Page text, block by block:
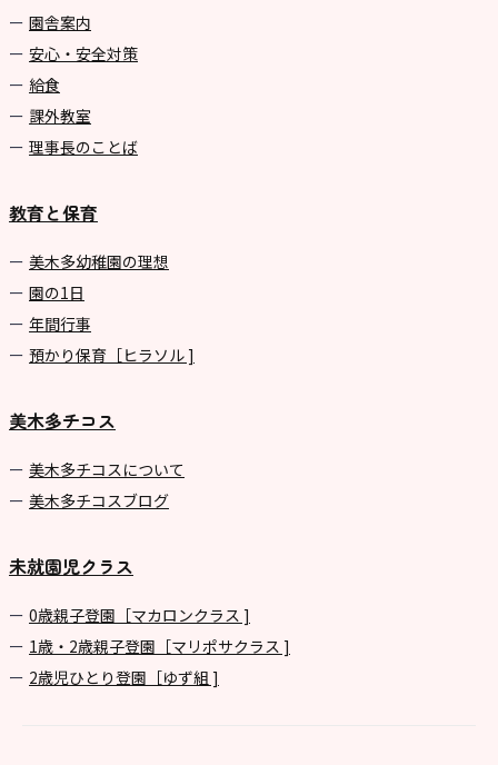
園舎案内
安心・安全対策
給食
課外教室
理事長のことば
教育と保育
美⽊多幼稚園の理想
園の1⽇
年間⾏事
預かり保育［ヒラソル ]
美木多チコス
美⽊多チコスについて
美⽊多チコスブログ
未就園児クラス
0歳親子登園［マカロンクラス ]
1歳・2歳親子登園［マリポサクラス ]
2歳児ひとり登園［ゆず組 ]
⼤阪府私⽴幼稚園連盟
社会福祉法人野田福祉会